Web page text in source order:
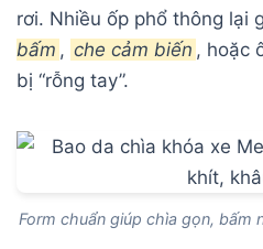
rơi. Nhiều ốp phổ thông lại
bấm , che cảm biến , hoặc
bị “rỗng tay”.
Form chuẩn giúp chìa gọn, bấm